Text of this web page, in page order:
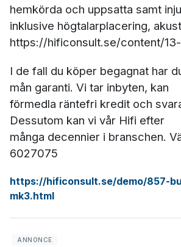
hemkörda och uppsatta samt
inklusive högtalarplacering,
https://hificonsult.se/content/
I de fall du köper begagnat har
mån garanti. Vi tar inbyten, kan
förmedla räntefri kredit och
Dessutom kan vi vår Hifi efter
många decennier i branschen.
6027075
https://hificonsult.se/demo/857-
mk3.html